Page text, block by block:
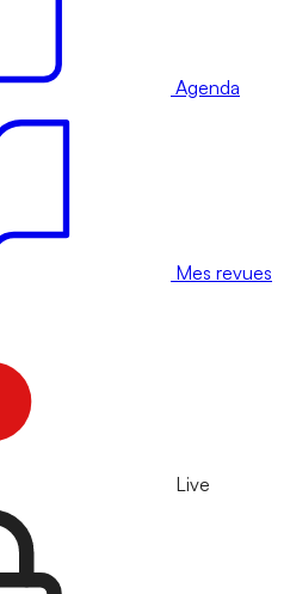
Agenda
Mes revues
Live